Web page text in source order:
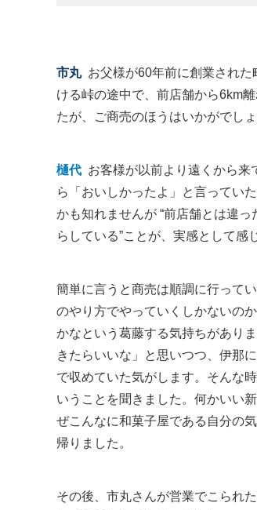
市丸お父様が60年前に創業された
ける峠の途中で、前店舗から6km
たが、ご商売のほうはいかがでし
樋代 お客様が以前より遠くから
ら「おいしかったよ」と言ってい
かも知れませんが “前店舗とは違
らしている”ことが、実感として感
簡単に言うと商売は順調に行って
のやり方でやっていくしかないの
かなという葛藤する気持ちがあり
きたらいいな」と思いつつ、伊那
で収めていた気がします。そんな
いうことを聞きました。何かいい
ぜこんなに和菓子屋である自分の
帰りました。
その後、市丸さんが営業でこられ